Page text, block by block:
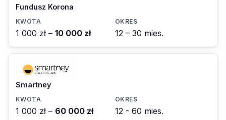
Fundusz Korona
1 000 zł – 10 000 zł 12 – 30 mies.
Smartney
1 000 zł – 60 000 zł 12 - 60 mies.